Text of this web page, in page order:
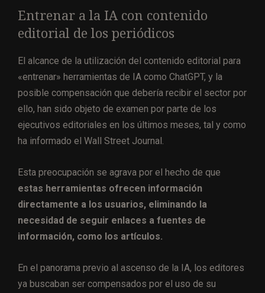
Entrenar a la IA con contenido
editorial de los periódicos
El alcance de la utilización del contenido editorial para
«entrenar» herramientas de IA como ChatGPT, y la
posible compensación que debería recibir el sector por
ello, han sido objeto de examen por parte de los
ejecutivos editoriales en los últimos meses, tal y como
ha informado el Wall Street Journal.
Esta preocupación se agrava por el hecho de que
estas herramientas ofrecen información
directamente a los usuarios, eliminando la
necesidad de seguir enlaces a fuentes de
información, como los artículos.
En el panorama previo al ascenso de la IA, los editores
ya buscaban ser compensados por el uso de su